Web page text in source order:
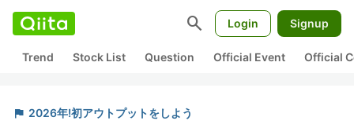
search Login Signup
Trend Stock List Question Official Event Official
flag 2026年!初アウトプットをしよう